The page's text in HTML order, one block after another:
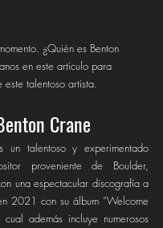
¿Quién es Benton
en este articulo para
este talentoso artista.
Crane
un talentoso y experimentado
proveniente de Boulder,
una espectacular discografía a
2021 con su álbum “Welcome
además incluye numerosos